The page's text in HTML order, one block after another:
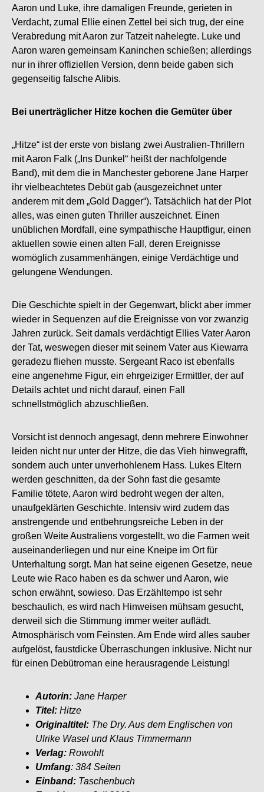
Aaron und Luke, ihre damaligen Freunde, gerieten in
Verdacht, zumal Ellie einen Zettel bei sich trug, der eine
Verabredung mit Aaron zur Tatzeit nahelegte. Luke und
Aaron waren gemeinsam Kaninchen schießen; allerdings
nur in ihrer offiziellen Version, denn beide gaben sich
gegenseitig falsche Alibis.
Bei unerträglicher Hitze kochen die Gemüter über
„Hitze“ ist der erste von bislang zwei Australien-Thrillern
mit Aaron Falk („Ins Dunkel“ heißt der nachfolgende
Band), mit dem die in Manchester geborene Jane Harper
ihr vielbeachtetes Debüt gab (ausgezeichnet unter
anderem mit dem „Gold Dagger“). Tatsächlich hat der Plot
alles, was einen guten Thriller auszeichnet. Einen
unüblichen Mordfall, eine sympathische Hauptfigur, einen
aktuellen sowie einen alten Fall, deren Ereignisse
womöglich zusammenhängen, einige Verdächtige und
gelungene Wendungen.
Die Geschichte spielt in der Gegenwart, blickt aber immer
wieder in Sequenzen auf die Ereignisse von vor zwanzig
Jahren zurück. Seit damals verdächtigt Ellies Vater Aaron
der Tat, weswegen dieser mit seinem Vater aus Kiewarra
geradezu fliehen musste. Sergeant Raco ist ebenfalls
eine angenehme Figur, ein ehrgeiziger Ermittler, der auf
Details achtet und nicht darauf, einen Fall
schnellstmöglich abzuschließen.
Vorsicht ist dennoch angesagt, denn mehrere Einwohner
leiden nicht nur unter der Hitze, die das Vieh hinwegrafft,
sondern auch unter unverhohlenem Hass. Lukes Eltern
werden geschnitten, da der Sohn fast die gesamte
Familie tötete, Aaron wird bedroht wegen der alten,
unaufgeklärten Geschichte. Intensiv wird zudem das
anstrengende und entbehrungsreiche Leben in der
großen Weite Australiens vorgestellt, wo die Farmen weit
auseinanderliegen und nur eine Kneipe im Ort für
Unterhaltung sorgt. Man hat seine eigenen Gesetze, neue
Leute wie Raco haben es da schwer und Aaron, wie
schon erwähnt, sowieso. Das Erzähltempo ist sehr
beschaulich, es wird nach Hinweisen mühsam gesucht,
derweil sich die Stimmung immer weiter auflädt.
Atmosphärisch vom Feinsten. Am Ende wird alles sauber
aufgelöst, faustdicke Überraschungen inklusive. Nicht nur
für einen Debütroman eine herausragende Leistung!
Autorin: Jane Harper
Titel: Hitze
Originaltitel: The Dry. Aus dem Englischen von
Ulrike Wasel und Klaus Timmermann
Verlag: Rowohlt
Umfang: 384 Seiten
Einband: Taschenbuch